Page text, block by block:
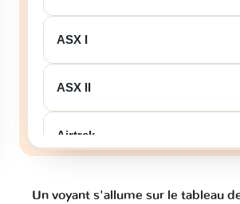
ASX I
ASX II
Airtrek
Un voyant s'allume sur le tableau